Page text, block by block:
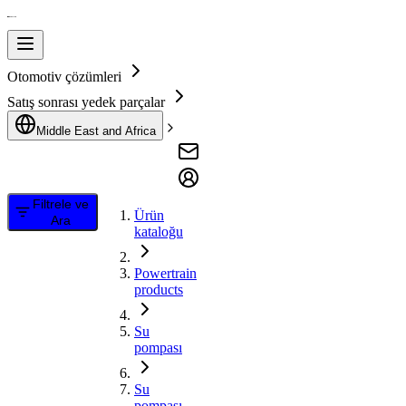
Otomotiv çözümleri
Satış sonrası yedek parçalar
Middle East and Africa
Filtrele ve
Ara
Ürün
kataloğu
Powertrain
products
Su
pompası
Su